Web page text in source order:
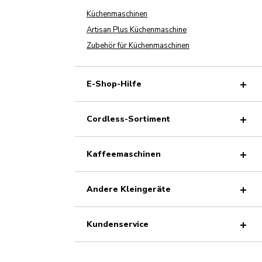
Küchenmaschinen
Artisan Plus Küchenmaschine
Zubehör für Küchenmaschinen
E-Shop-Hilfe
Cordless-Sortiment
Kaffeemaschinen
Andere Kleingeräte
Kundenservice